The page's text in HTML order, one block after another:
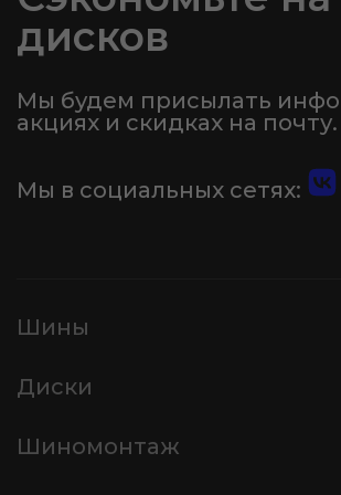
дисков
Мы будем присылать
акциях и скидках на почту.
Мы в социальных сетях:
Шины
Диски
Шиномонтаж